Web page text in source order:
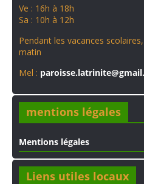
Ve : 16h à 18h
Sa : 10h à 12h
Pendant les vacances
matin
Mel :
mentions légales
Mentions légales
Liens utiles locaux